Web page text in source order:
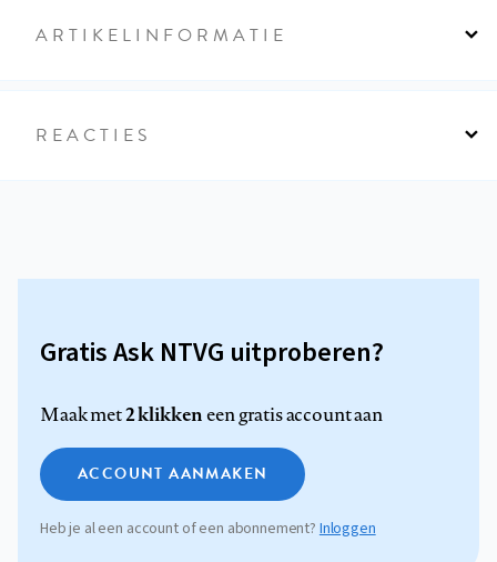
ARTIKELINFORMATIE
REACTIES
Gratis Ask NTVG uitproberen?
Maak met2 klikkeneen gratis account aan
ACCOUNT AANMAKEN
Heb je al een account of een abonnement?Inloggen